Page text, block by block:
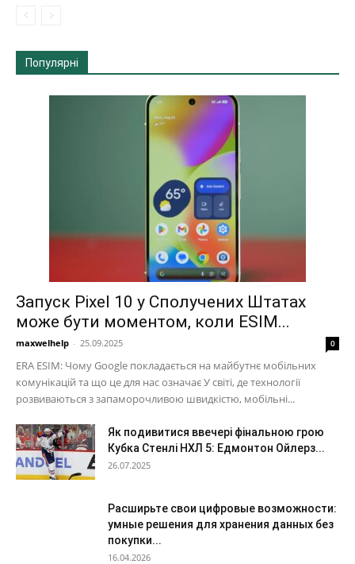
Популярні
Запуск Pixel 10 у Сполучених Штатах
може бути моментом, коли ESIM...
maxwelhelp - 25.09.2025 0
ERA ESIM: Чому Google покладається на майбутнє мобільних
комунікацій та що це для нас означає У світі, де технології
розвиваються з запаморочливою швидкістю, мобільні...
Як подивитися ввечері фінальною грою
Кубка Стенлі НХЛ 5: Едмонтон Ойлерз...
26.07.2025
Расширьте свои цифровые возможности:
умные решения для хранения данных без
покупки...
16.04.2026